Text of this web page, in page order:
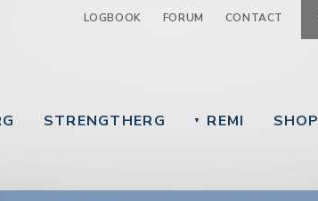
Jump to navigation
LOGBOOK FORUM CONTACT
STRENGTHERG ▼ REMI SHOP